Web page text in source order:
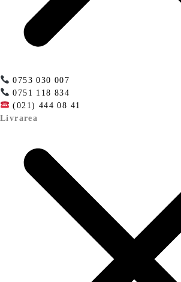
0753 030 007
0751 118 834
(021) 444 08 41
Livrarea